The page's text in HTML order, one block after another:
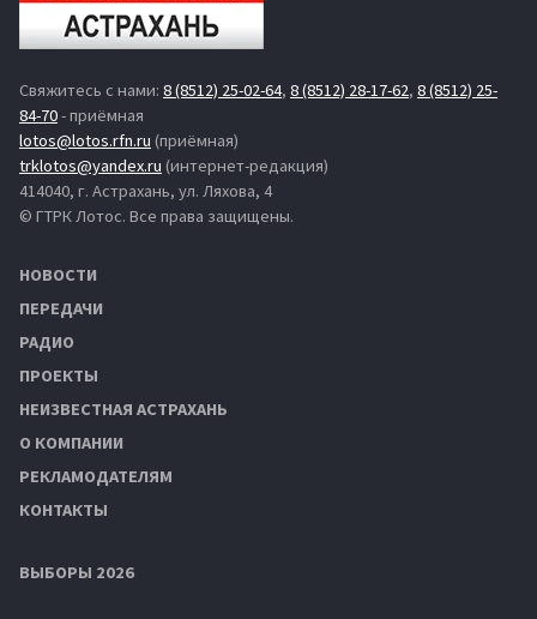
Свяжитесь с нами: 8 (8512) 25-02-64, 8 (8512) 28-17-62, 8 (8512) 25-
84-70- приёмная
lotos@lotos.rfn.ru (приёмная)
trklotos@yandex.ru (интернет-редакция)
414040, г. Астрахань, ул. Ляхова, 4
© ГТРК Лотос. Все права защищены.
НОВОСТИ
ПЕРЕДАЧИ
РАДИО
ПРОЕКТЫ
НЕИЗВЕСТНАЯ АСТРАХАНЬ
О КОМПАНИИ
РЕКЛАМОДАТЕЛЯМ
КОНТАКТЫ
ВЫБОРЫ 2026